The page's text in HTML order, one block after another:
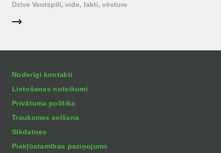
Dzīve Ventspilī, vide, fakti, vēsture
Noderīgi kontakti
Lietošanas noteikumi
Privātuma politika
Trauksmes celšana
Sīkdatnes
Piekļūstamības paziņojums